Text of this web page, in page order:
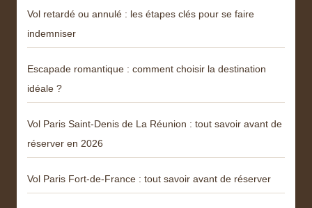
Vol retardé ou annulé : les étapes clés pour se faire
indemniser
Escapade romantique : comment choisir la destination
idéale ?
Vol Paris Saint-Denis de La Réunion : tout savoir avant de
réserver en 2026
Vol Paris Fort-de-France : tout savoir avant de réserver